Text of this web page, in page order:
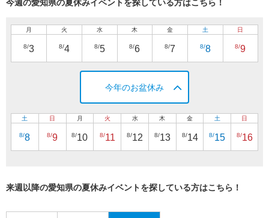
今週の愛知県の夏休みイベントを探している方はこちら！
月
8/3
火
8/4
水
8/5
木
8/6
金
8/7
土
8/8
日
8/9
今年のお盆休み
土
8/8
日
8/9
月
8/10
火
8/11
水
8/12
木
8/13
金
8/14
土
8/15
日
8/16
来週以降の愛知県の夏休みイベントを探している方はこちら！